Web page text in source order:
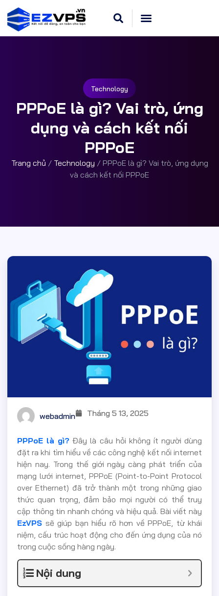
Technology
PPPoE là gì? Vai trò, ứng
dụng và cách kết nối
PPPoE
Trang chủ / Technology / PPPoE là gì? Vai trò, ứng dụng
và cách kết nối PPPoE
webadmin Tháng 5 13, 2025
PPPoE là gì? Đây là câu hỏi không ít người dùng
đặt ra khi tìm hiểu về các công nghệ kết nối internet
hiện nay. Trong thế giới ngày càng phát triển của
mạng lưới internet, PPPoE (Point-to-Point Protocol
over Ethernet) đã trở thành một trong những giao
thức quan trọng, đảm bảo mọi người có thể truy
cập thông tin nhanh chóng và hiệu quả. Bài viết này
EzVPS sẽ giúp bạn hiểu rõ hơn về PPPoE, từ khái
niệm, cấu trúc hoạt động cho đến ứng dụng của nó
trong cuộc sống hàng ngày.
Nội dung